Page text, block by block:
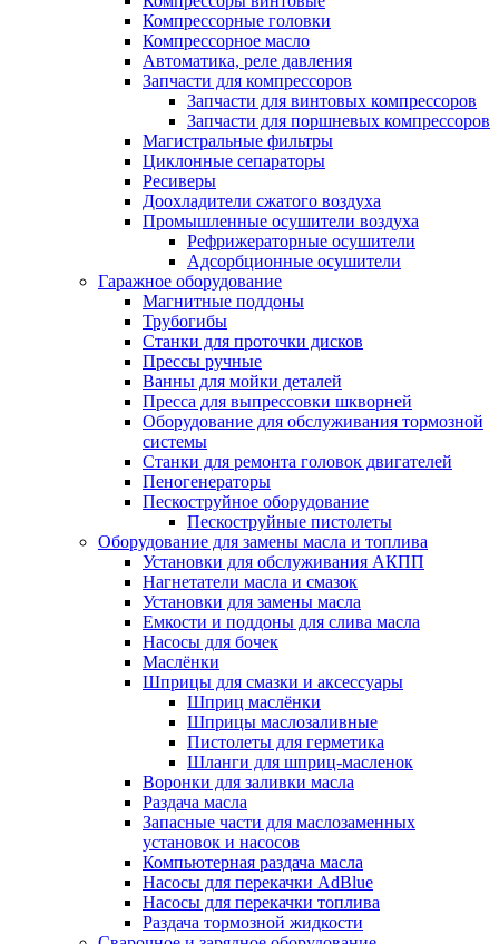
Компрессорные головки
Компрессорное масло
Автоматика, реле давления
Запчасти для компрессоров
Запчасти для винтовых компрессоров
Запчасти для поршневых компрессоров
Магистральные фильтры
Циклонные сепараторы
Ресиверы
Доохладители сжатого воздуха
Промышленные осушители воздуха
Рефрижераторные осушители
Адсорбционные осушители
Гаражное оборудование
Магнитные поддоны
Трубогибы
Станки для проточки дисков
Прессы ручные
Ванны для мойки деталей
Пресса для выпрессовки шкворней
Оборудование для обслуживания тормозной
системы
Станки для ремонта головок двигателей
Пеногенераторы
Пескоструйное оборудование
Пескоструйные пистолеты
Оборудование для замены масла и топлива
Установки для обслуживания АКПП
Нагнетатели масла и смазок
Установки для замены масла
Емкости и поддоны для слива масла
Насосы для бочек
Маслёнки
Шприцы для смазки и аксессуары
Шприц маслёнки
Шприцы маслозаливные
Пистолеты для герметика
Шланги для шприц-масленок
Воронки для заливки масла
Раздача масла
Запасные части для маслозаменных
установок и насосов
Компьютерная раздача масла
Насосы для перекачки AdBlue
Насосы для перекачки топлива
Раздача тормозной жидкости